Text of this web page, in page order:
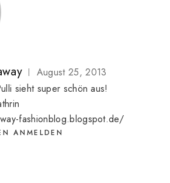
August 25, 2013
sieht super schön aus!
fashionblog.blogspot.de/
ANMELDEN